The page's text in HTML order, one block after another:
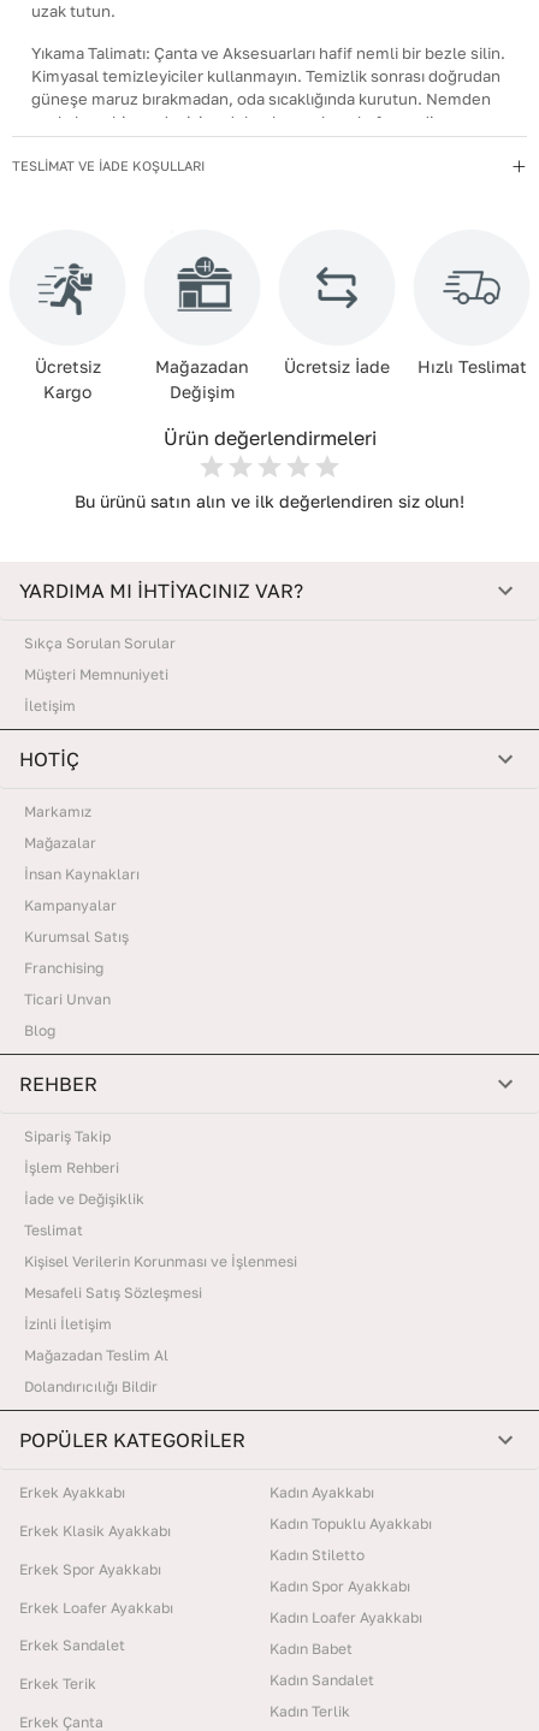
uzak tutun.
Yıkama Talimatı: Çanta ve Aksesuarları hafif nemli bir bezle silin.
Kimyasal temizleyiciler kullanmayın. Temizlik sonrası doğrudan
güneşe maruz bırakmadan, oda sıcaklığında kurutun. Nemden
uzak, kuru bir yerde, içine dolgu koyarak muhafaza edin.
Deri Cinsi:Dana Derisi
TESLİMAT VE İADE KOŞULLARI
Ücretsiz
Kargo
Mağazadan
Değişim
Ücretsiz İade Hızlı Teslimat
Ürün değerlendirmeleri
Bu ürünü satın alın ve ilk değerlendiren siz olun!
YARDIMA MI İHTİYACINIZ VAR?
Sıkça Sorulan Sorular
Müşteri Memnuniyeti
İletişim
HOTİÇ
Markamız
Mağazalar
İnsan Kaynakları
Kampanyalar
Kurumsal Satış
Franchising
Ticari Unvan
Blog
REHBER
Sipariş Takip
İşlem Rehberi
İade ve Değişiklik
Teslimat
Kişisel Verilerin Korunması ve İşlenmesi
Mesafeli Satış Sözleşmesi
İzinli İletişim
Mağazadan Teslim Al
Dolandırıcılığı Bildir
POPÜLER KATEGORİLER
Erkek Ayakkabı
Erkek Klasik Ayakkabı
Erkek Spor Ayakkabı
Erkek Loafer Ayakkabı
Erkek Sandalet
Erkek Terik
Erkek Çanta
Kadın Ayakkabı
Kadın Topuklu Ayakkabı
Kadın Stiletto
Kadın Spor Ayakkabı
Kadın Loafer Ayakkabı
Kadın Babet
Kadın Sandalet
Kadın Terlik